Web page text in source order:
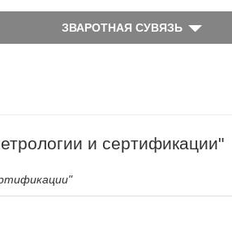
ЗВАРОТНАЯ СУВЯЗЬ
и сертификации"